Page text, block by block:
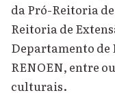
da Pró-Reitoria
Reitoria de
Departamento de
RENOEN, entre
culturais.